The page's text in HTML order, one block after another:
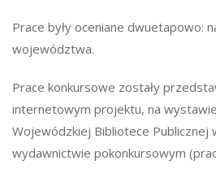
Prace były oceniane dwuetapowo:
województwa.
Prace konkursowe zostały
internetowym projektu, na
Wojewódzkiej Bibliotece Publicznej
wydawnictwie pokonkursowym